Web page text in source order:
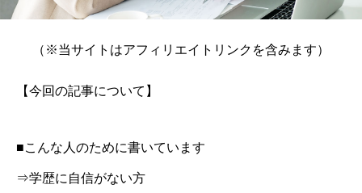
（※当サイトはアフィリエイトリンクを含みます）
【今回の記事について】
■こんな人のために書いています
⇒学歴に自信がない方